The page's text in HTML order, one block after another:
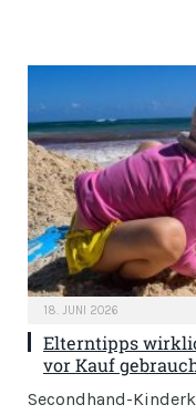
18. JUNI 2026
Elterntipps
vor Kauf
Secondhand-